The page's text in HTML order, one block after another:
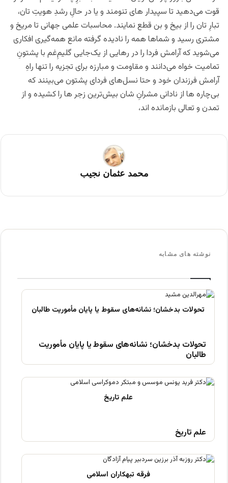
قوت می‌دهید تا سپیدار های تنومند و یا در حالِ رشدِ هویتِ تان،
تبارِ تان را از بیخ و بن قطع نمایند. محاسبات علمی جهانی تا مریخ و
مشتری رسید و شماها همه را نادیده گرفته مانع همه‌گیری افکاری
می‌شوید که آرامش فردا را در رهایی از یک‌جایی گلیم‌ِغم با پشتونِ
تمامیت خواه می‌‌دانند ‌و مقاومت و‌ مبارزه برای تجزیه را تنها راهِ
آرامش فرزندان خود و حتا نسل‌های فردای پشتون می‌بینند که
بی‌چاره ها از نادانی مشرانِ شان بیش‌ترین زجر ها را کشیده و از
تمدن و تعالی بازمانده اند،
محمد عثمان نجیب
نوشته های مشابه
تحولات بدخشان؛ نشانه‌های سقوط یا پایان مأموریت
طالبان
علم تاریخ